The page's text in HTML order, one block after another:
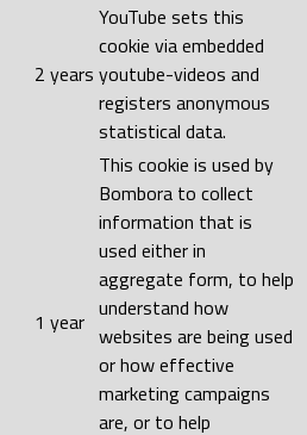
2 years
YouTube sets this
cookie via embedded
youtube-videos and
registers anonymous
statistical data.
1 year
This cookie is used by
Bombora to collect
information that is
used either in
aggregate form, to help
understand how
websites are being used
or how effective
marketing campaigns
are, or to help